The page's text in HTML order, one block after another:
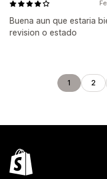
Buena aun que estaria
revision o estado
1 2